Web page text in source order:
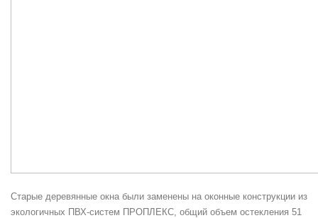
Старые деревянные окна были заменены на оконные конструкции из
экологичных ПВХ-систем ПРОПЛЕКС, общий объем остекления 51